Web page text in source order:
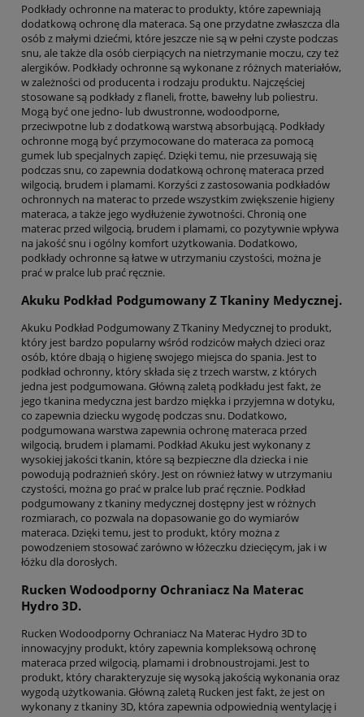
Podkłady ochronne na materac to produkty, które zapewniają
dodatkową ochronę dla materaca. Są one przydatne zwłaszcza dla
osób z małymi dziećmi, które jeszcze nie są w pełni czyste podczas
snu, ale także dla osób cierpiących na nietrzymanie moczu, czy też
alergików. Podkłady ochronne są wykonane z różnych materiałów,
w zależności od producenta i rodzaju produktu. Najczęściej
stosowane są podkłady z flaneli, frotte, bawełny lub poliestru.
Mogą być one jedno- lub dwustronne, wodoodporne,
przeciwpotne lub z dodatkową warstwą absorbującą. Podkłady
ochronne mogą być przymocowane do materaca za pomocą
gumek lub specjalnych zapięć. Dzięki temu, nie przesuwają się
podczas snu, co zapewnia dodatkową ochronę materaca przed
wilgocią, brudem i plamami. Korzyści z zastosowania podkładów
ochronnych na materac to przede wszystkim zwiększenie higieny
materaca, a także jego wydłużenie żywotności. Chronią one
materac przed wilgocią, brudem i plamami, co pozytywnie wpływa
na jakość snu i ogólny komfort użytkowania. Dodatkowo,
podkłady ochronne są łatwe w utrzymaniu czystości, można je
prać w pralce lub prać ręcznie.
Akuku Podkład Podgumowany Z Tkaniny Medycznej.
Akuku Podkład Podgumowany Z Tkaniny Medycznej to produkt,
który jest bardzo popularny wśród rodziców małych dzieci oraz
osób, które dbają o higienę swojego miejsca do spania. Jest to
podkład ochronny, który składa się z trzech warstw, z których
jedna jest podgumowana. Główną zaletą podkładu jest fakt, że
jego tkanina medyczna jest bardzo miękka i przyjemna w dotyku,
co zapewnia dziecku wygodę podczas snu. Dodatkowo,
podgumowana warstwa zapewnia ochronę materaca przed
wilgocią, brudem i plamami. Podkład Akuku jest wykonany z
wysokiej jakości tkanin, które są bezpieczne dla dziecka i nie
powodują podrażnień skóry. Jest on również łatwy w utrzymaniu
czystości, można go prać w pralce lub prać ręcznie. Podkład
podgumowany z tkaniny medycznej dostępny jest w różnych
rozmiarach, co pozwala na dopasowanie go do wymiarów
materaca. Dzięki temu, jest to produkt, który można z
powodzeniem stosować zarówno w łóżeczku dziecięcym, jak i w
łóżku dla dorosłych.
Rucken Wodoodporny Ochraniacz Na Materac
Hydro 3D.
Rucken Wodoodporny Ochraniacz Na Materac Hydro 3D to
innowacyjny produkt, który zapewnia kompleksową ochronę
materaca przed wilgocią, plamami i drobnoustrojami. Jest to
produkt, który charakteryzuje się wysoką jakością wykonania oraz
wygodą użytkowania. Główną zaletą Rucken jest fakt, że jest on
wykonany z tkaniny 3D, która zapewnia odpowiednią wentylację i